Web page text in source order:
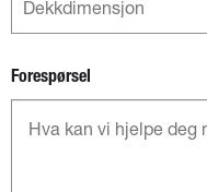
Forespørsel